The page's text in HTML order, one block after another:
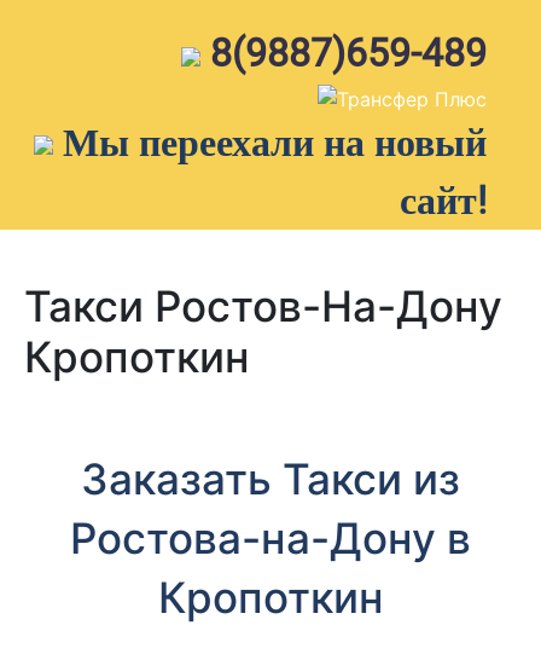
8(9887)659-489
Мы переехали на новый
сайт!
Такси Ростов-На-Дону
Кропоткин
Заказать Такси из
Ростова-на-Дону в
Кропоткин